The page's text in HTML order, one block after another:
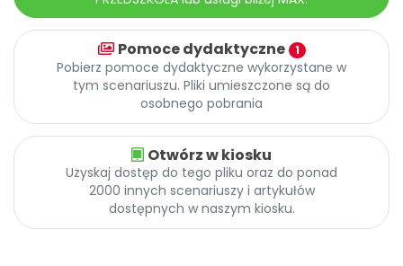
Archiwalne numery
Pomoc
Promocje
Pomoce dydaktyczne 1
Pobierz pomoce dydaktyczne wykorzystane w
tym scenariuszu. Pliki umieszczone są do
osobnego pobrania
Otwórz w kiosku
Uzyskaj dostęp do tego pliku oraz do ponad
2000 innych scenariuszy i artykułów
dostępnych w naszym kiosku.